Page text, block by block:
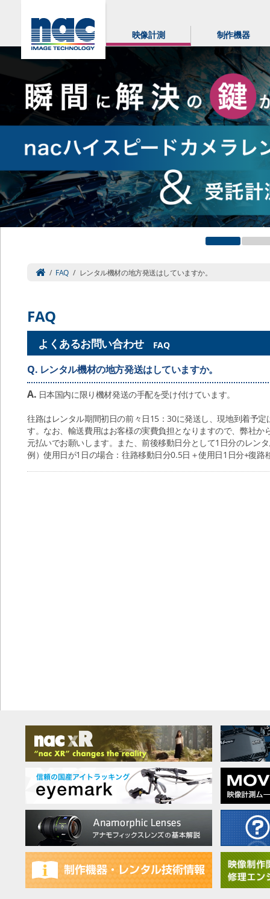
映像計測 制作機器
/ FAQ / レンタル機材の地方発送はしていますか。
FAQ
よくあるお問い合わせ FAQ
Q. レンタル機材の地方発送はしていますか。
A. 日本国内に限り機材発送の手配を受け付けています。
往路はレンタル期間初日の前々日15：30に発送し、現地到着予
す。なお、輸送費用はお客様の実費負担となりますので、弊社
元払いでお願いします。また、前後移動日分として1日分のレン
例）使用日が1日の場合：往路移動日分0.5日＋使用日1日分+復路